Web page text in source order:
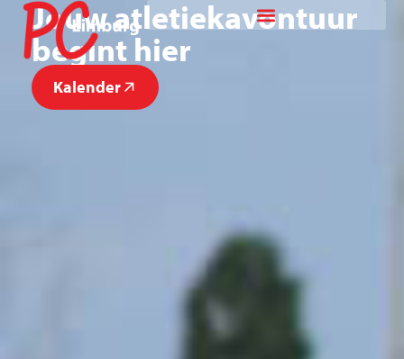
Jouw atletiekavontuur
begint hier
Kalender